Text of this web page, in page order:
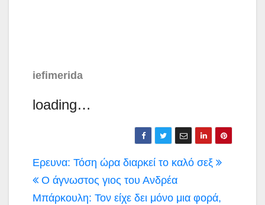
iefimerida
loading…
Πλοήγηση
άρθρων
Ερευνα: Τόση ώρα διαρκεί το καλό σεξ
Ο άγνωστος γιος του Ανδρέα
Μπάρκουλη: Τον είχε δει μόνο μια φορά,